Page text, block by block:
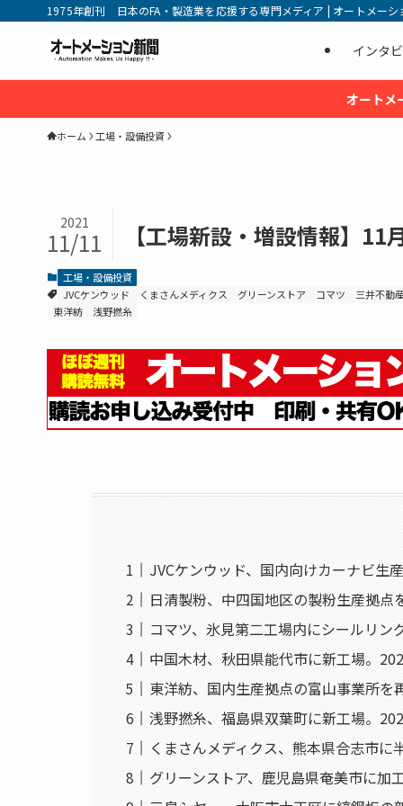
1975年創刊 日本のFA・製造業を応援する専門メディア | オートメー
インタ
オートメ
ホーム 工場・設備投資
【工場新設・増設情報】11
2021
11/11
工場・設備投資
JVCケンウッド
くまさんメディクス グリーンストア コマツ
三井不動
東洋紡
浅野撚糸
JVCケンウッド、国内向けカーナビ生
日清製粉、中四国地区の製粉生産拠
コマツ、氷見第二工場内にシールリン
中国木材、秋田県能代市に新工場。
東洋紡、国内生産拠点の富山事業所
浅野撚糸、福島県双葉町に新工場。
くまさんメディクス、熊本県合志市に
グリーンストア、鹿児島県奄美市に加